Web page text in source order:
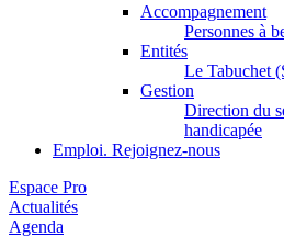
Accompagnement
Personnes à
Entités
Le Tabuchet
Gestion
Direction du
handicapée
Emploi. Rejoignez-nous
Espace Pro
Actualités
Agenda